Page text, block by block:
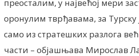
преосталим, у највећој мери
оронулим тврђавама, за Турску
само из стратешких разлога
части – објашњава Мирослав